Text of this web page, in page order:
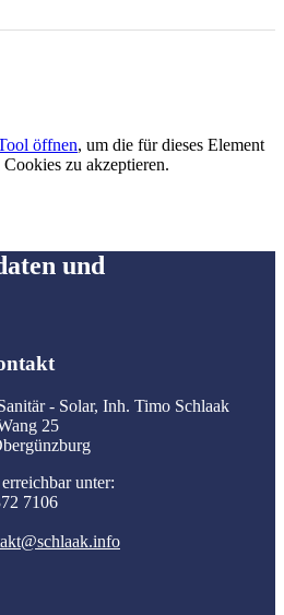
öffnen, um die für dieses Element
zu akzeptieren.
und
- Solar, Inh. Timo Schlaak
25
unter:
7106